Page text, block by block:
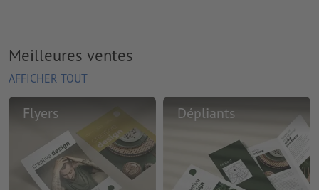
Meilleures ventes
AFFICHER TOUT
Flyers Dépliants